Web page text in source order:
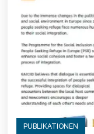
PUBLIKATIONEN